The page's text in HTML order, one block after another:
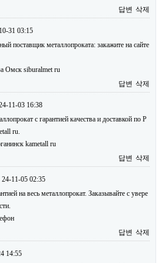
답변 삭제
31 03:15
поставщик металлопроката: закажите на сайте
Омск siburalmet ru
답변 삭제
11-03 16:38
с гарантией качества и доставкой по Р
ru.
kametall ru
답변 삭제
24-11-05 02:35
на весь металлопрокат. Заказывайте с увере
답변 삭제
14:55